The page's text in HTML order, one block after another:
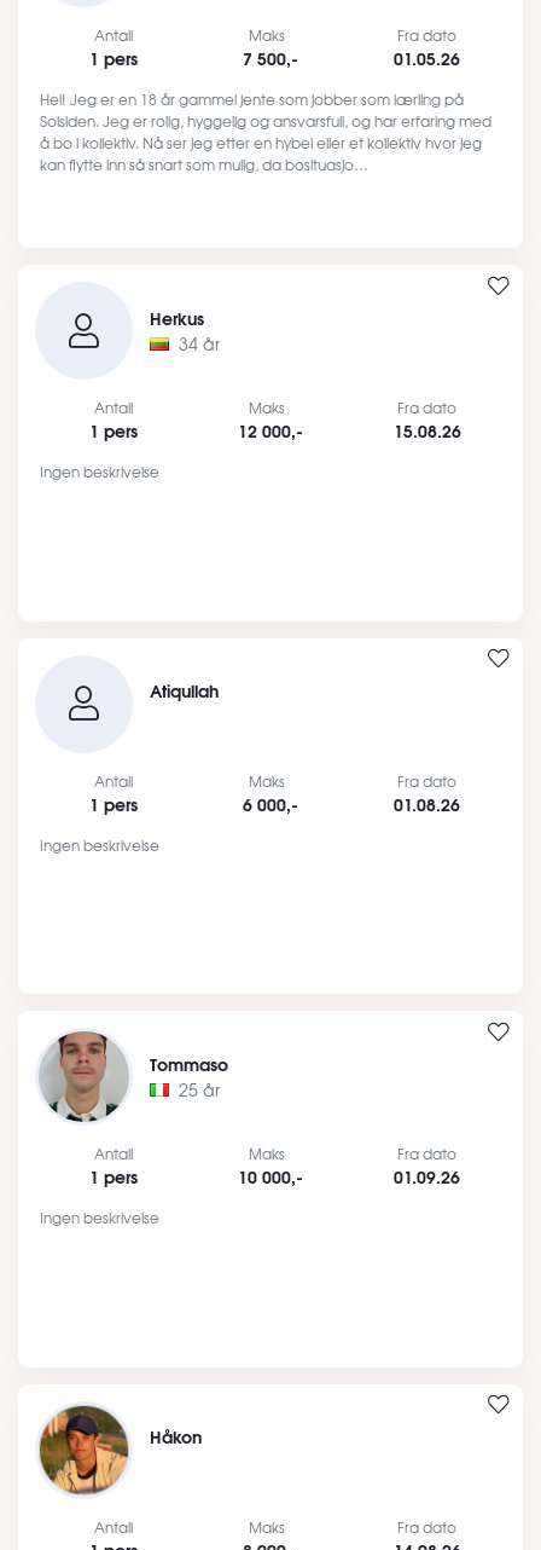
Antall
1 pers
Maks
7 500,-
Fra dato
01.05.26
Hei! Jeg er en 18 år gammel jente som jobber som lærling på
Solsiden. Jeg er rolig, hyggelig og ansvarsfull, og har erfaring med
å bo i kollektiv. Nå ser jeg etter en hybel eller et kollektiv hvor jeg
kan flytte inn så snart som mulig, da bosituasjo…
Herkus
34 år
Antall
1 pers
Maks
12 000,-
Fra dato
15.08.26
Ingen beskrivelse
Atiqullah
Antall
1 pers
Maks
6 000,-
Fra dato
01.08.26
Ingen beskrivelse
Tommaso
25 år
Antall
1 pers
Maks
10 000,-
Fra dato
01.09.26
Ingen beskrivelse
Håkon
Antall Maks Fra dato